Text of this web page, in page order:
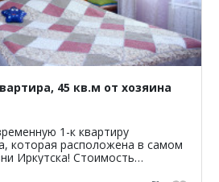
45 кв.м от хозяина
1-к квартиру
которая расположена в самом
Иркутска! Стоимость